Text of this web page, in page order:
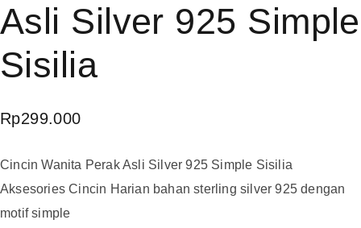
Asli Silver 925 Simple
Sisilia
Rp299.000
Cincin Wanita Perak Asli Silver 925 Simple Sisilia
Aksesories Cincin Harian bahan sterling silver 925 dengan
motif simple